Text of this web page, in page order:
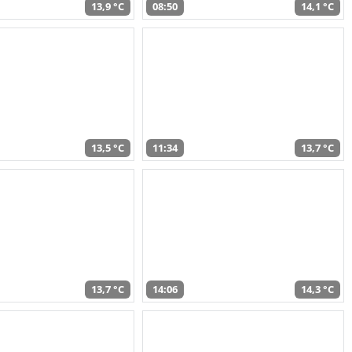
13,9 °C 08:50 14,1 °C
13,5 °C 11:34 13,7 °C
13,7 °C 14:06 14,3 °C